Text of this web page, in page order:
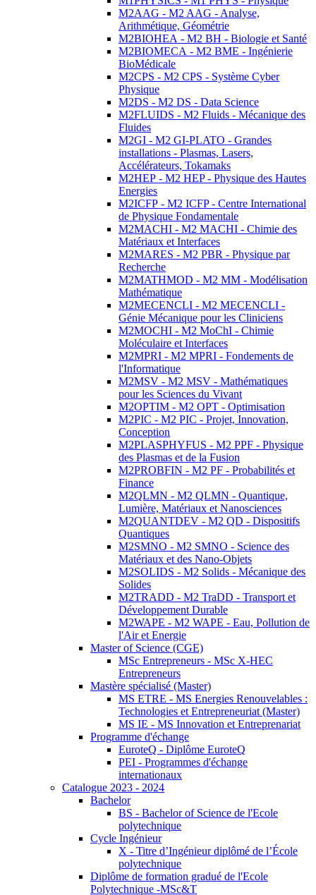
M2AAG - M2 AAG - Analyse,
Arithmétique, Géométrie
M2BIOHEA - M2 BH - Biologie et Santé
M2BIOMECA - M2 BME - Ingénierie
BioMédicale
M2CPS - M2 CPS - Système Cyber
Physique
M2DS - M2 DS - Data Science
M2FLUIDS - M2 Fluids - Mécanique des
Fluides
M2GI - M2 GI-PLATO - Grandes
installations - Plasmas, Lasers,
Accélérateurs, Tokamaks
M2HEP - M2 HEP - Physique des Hautes
Energies
M2ICFP - M2 ICFP - Centre International
de Physique Fondamentale
M2MACHI - M2 MACHI - Chimie des
Matériaux et Interfaces
M2MARES - M2 PBR - Physique par
Recherche
M2MATHMOD - M2 MM - Modélisation
Mathématique
M2MECENCLI - M2 MECENCLI -
Génie Mécanique pour les Cliniciens
M2MOCHI - M2 MoChI - Chimie
Moléculaire et Interfaces
M2MPRI - M2 MPRI - Fondements de
l'Informatique
M2MSV - M2 MSV - Mathématiques
pour les Sciences du Vivant
M2OPTIM - M2 OPT - Optimisation
M2PIC - M2 PIC - Projet, Innovation,
Conception
M2PLASPHYFUS - M2 PPF - Physique
des Plasmas et de la Fusion
M2PROBFIN - M2 PF - Probabilités et
Finance
M2QLMN - M2 QLMN - Quantique,
Lumière, Matériaux et Nanosciences
M2QUANTDEV - M2 QD - Dispositifs
Quantiques
M2SMNO - M2 SMNO - Science des
Matériaux et des Nano-Objets
M2SOLIDS - M2 Solids - Mécanique des
Solides
M2TRADD - M2 TraDD - Transport et
Développement Durable
M2WAPE - M2 WAPE - Eau, Pollution de
l'Air et Energie
Master of Science (CGE)
MSc Entrepreneurs - MSc X-HEC
Entrepreneurs
Mastère spécialisé (Master)
MS ETRE - MS Energies Renouvelables :
Technologies et Entrepreneuriat (Master)
MS IE - MS Innovation et Entreprenariat
Programme d'échange
EuroteQ - Diplôme EuroteQ
PEI - Programmes d'échange
internationaux
Catalogue 2023 - 2024
Bachelor
BS - Bachelor of Science de l'Ecole
polytechnique
Cycle Ingénieur
X - Titre d’Ingénieur diplômé de l’École
polytechnique
Diplôme de formation gradué de l'Ecole
Polytechnique -MSc&T